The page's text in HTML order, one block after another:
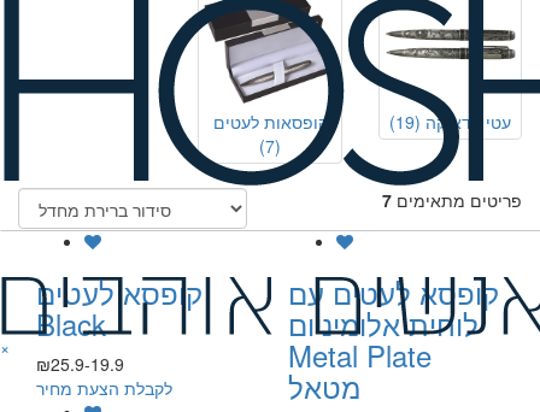
×
עטי יודאיקה (19)
קופסאות לעטים
(7)
7 פריטים מתאימים
קופסא לעטים עם
לוחית אלומיניום
Metal Plate
מטאל
קופסא לעטים
Black
₪25.9-19.9
לקבלת הצעת מחיר